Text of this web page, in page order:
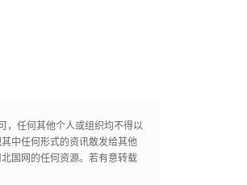
，任何其他个人或组织均不得以
中任何形式的资讯散发给其他
国网的任何资源。若有意转载